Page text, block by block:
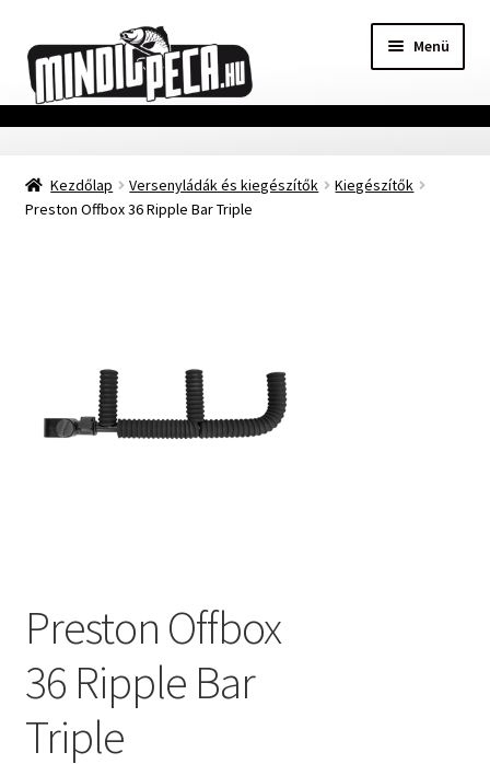
a
navigációhoz
a
tartalomba
Menü
Főoldal
Adatvédelmi nyilatkozat
Kapcsolat
Márkák
Kezdőlap Versenyládák és kiegészítők
Kiegészítők
Preston Offbox 36 Ripple Bar Triple
Preston Offbox
36 Ripple Bar
Triple